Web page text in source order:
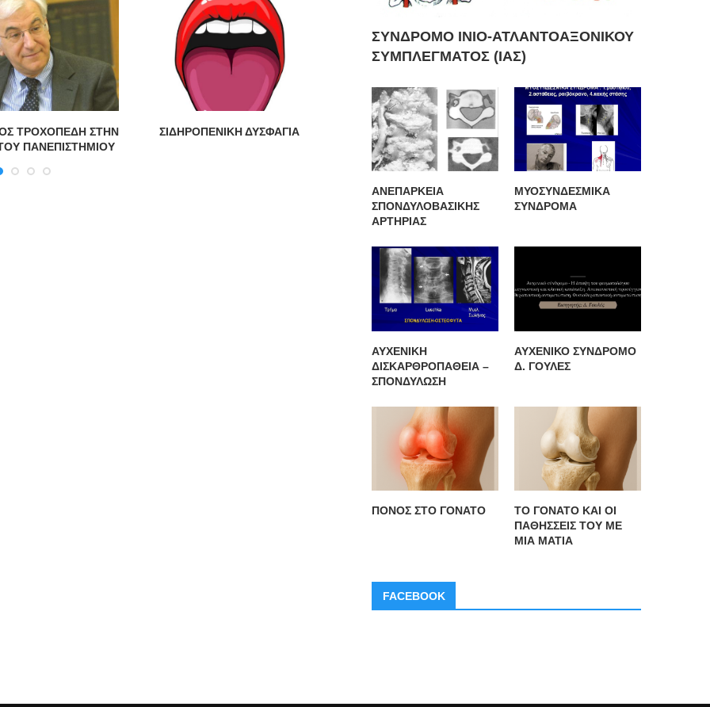
ΤΡΟΧΟΠΕΔΗ ΣΤΗΝ
ΠΑΝΕΠΙΣΤΗΜΙΟΥ
ΣΙΔΗΡΟΠΕΝΙΚΗ ΔΥΣΦΑΓΙΑ
ΧΡΗΣΙΜΕΣ ΣΥΜΒΟΥΛΕΣ ΓΙΑ ΣΩΣΤΗ
ΔΙΑΙΤΑ
ΟΙ ΑΠΑΡΑΙΤΗΤΕΣ
ΣΥΝΔΡΟΜΟ ΙΝΙΟ-ΑΤΛΑΝΤΟΑΞΟΝΙΚΟΥ
ΣΥΜΠΛΕΓΜΑΤΟΣ (ΙΑΣ)
ΑΝΕΠΑΡΚΕΙΑ
ΣΠΟΝΔΥΛΟΒΑΣΙΚΗΣ
ΑΡΤΗΡΙΑΣ
ΜΥΟΣΥΝΔΕΣΜΙΚΑ
ΣΥΝΔΡΟΜΑ
ΑΥΧΕΝΙΚΗ
ΔΙΣΚΑΡΘΡΟΠΑΘΕΙΑ –
ΣΠΟΝΔΥΛΩΣΗ
ΑΥΧΕΝΙΚΟ ΣΥΝΔΡΟΜΟ
Δ. ΓΟΥΛΕΣ
ΠΟΝΟΣ ΣΤΟ ΓΟΝΑΤΟ
ΤΟ ΓΟΝΑΤΟ ΚΑΙ ΟΙ
ΠΑΘΗΣΣΕΙΣ ΤΟΥ ΜΕ
ΜΙΑ ΜΑΤΙΑ
FACEBOOK